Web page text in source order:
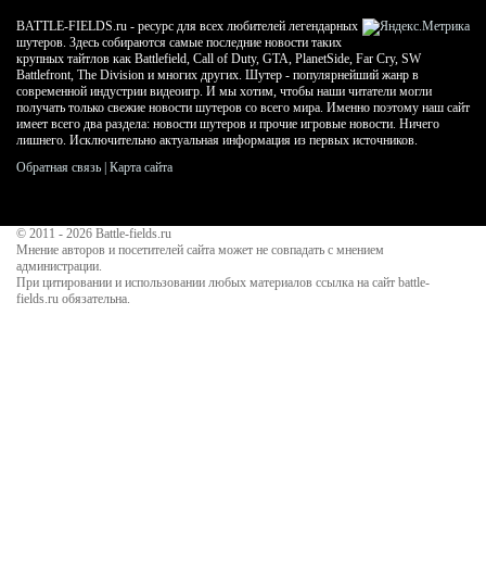
BATTLE-FIELDS.ru - ресурс для всех любителей легендарных
шутеров. Здесь собираются самые последние новости таких
крупных тайтлов как Battlefield, Call of Duty, GTA, PlanetSide, Far Cry, SW
Battlefront, The Division и многих других. Шутер - популярнейший жанр в
современной индустрии видеоигр. И мы хотим, чтобы наши читатели могли
получать только свежие новости шутеров со всего мира. Именно поэтому наш сайт
имеет всего два раздела: новости шутеров и прочие игровые новости. Ничего
лишнего. Исключительно актуальная информация из первых источников.
Обратная связь Карта сайта
© 2011 - 2026 Battle-fields.ru
Мнение авторов и посетителей сайта может не совпадать с мнением
администрации.
При цитировании и использовании любых материалов ссылка на сайт battle-
fields.ru обязательна.